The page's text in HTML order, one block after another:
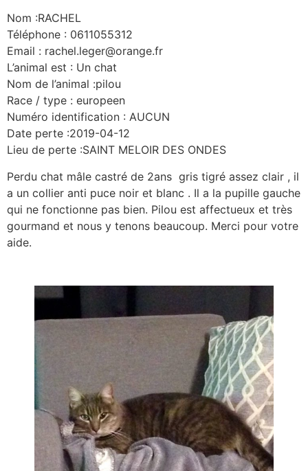
Nom :RACHEL
Téléphone : 0611055312
Email : rachel.leger@orange.fr
L’animal est : Un chat
Nom de l’animal :pilou
Race / type : europeen
Numéro identification : AUCUN
Date perte :2019-04-12
Lieu de perte :SAINT MELOIR DES ONDES
Perdu chat mâle castré de 2ans gris tigré assez clair , il
a un collier anti puce noir et blanc . Il a la pupille gauche
qui ne fonctionne pas bien. Pilou est affectueux et très
gourmand et nous y tenons beaucoup. Merci pour votre
aide.